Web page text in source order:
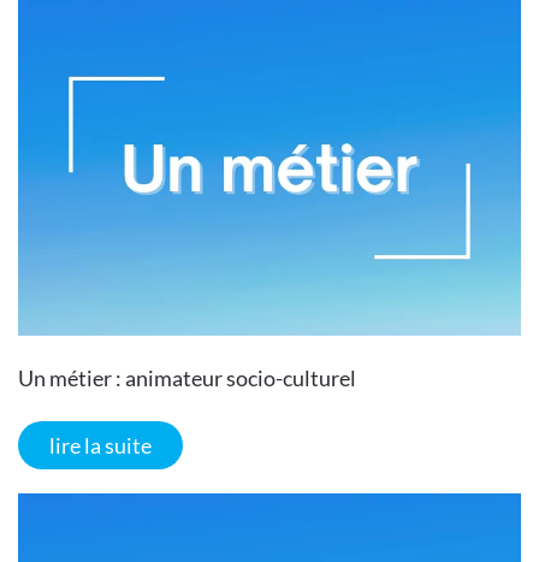
Un métier : animateur socio-culturel
lire la suite